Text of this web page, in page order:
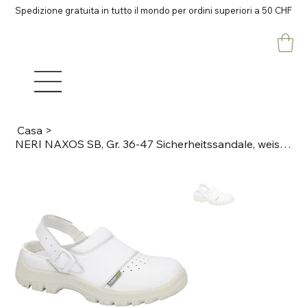
Spedizione gratuita in tutto il mondo per ordini superiori a 50 CHF
Casa >
NERI NAXOS SB, Gr. 36-47 Sicherheitssandale, weiss Mikrofaser